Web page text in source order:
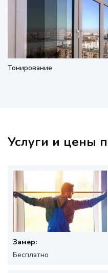
Тонирование
Услуги и цены
Замер:
Бесплатно